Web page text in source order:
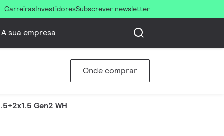
CarreirasInvestidoresSubscrever newsletter
A sua empresa
Onde comprar
Gen2 WH